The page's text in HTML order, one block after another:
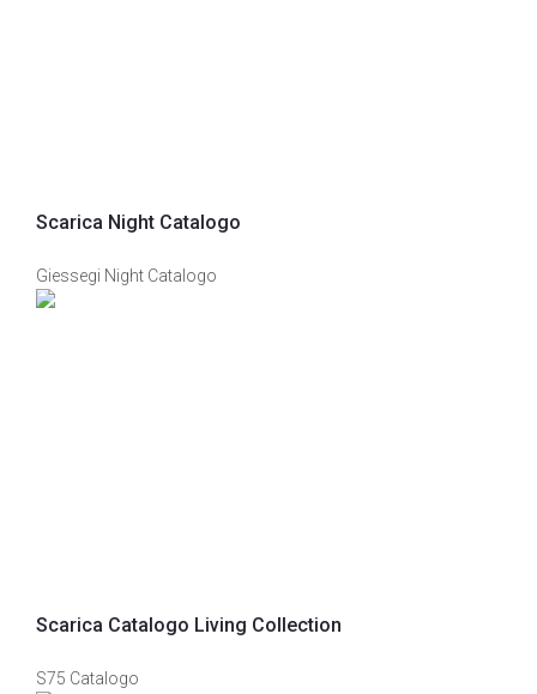
Scarica Night Catalogo
Giessegi Night Catalogo
Scarica Catalogo Living Collection
S75 Catalogo